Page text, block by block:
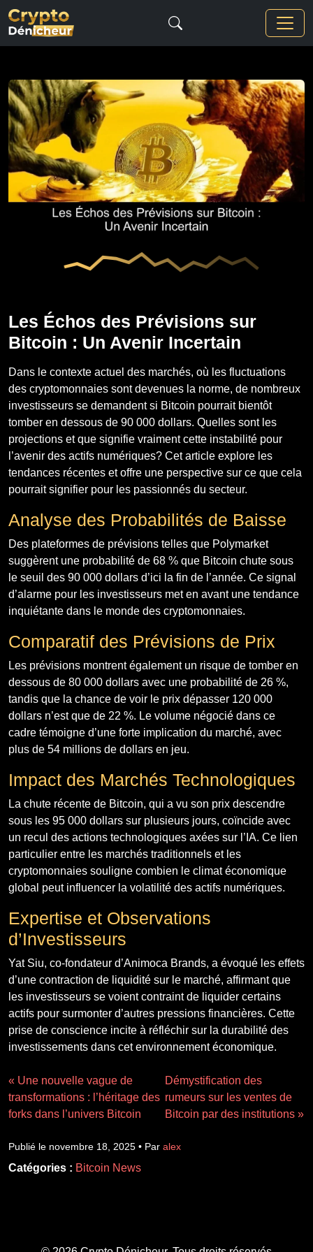
Les Échos des Prévisions sur
Bitcoin : Un Avenir Incertain
Dans le contexte actuel des marchés, où les fluctuations
des cryptomonnaies sont devenues la norme, de nombreux
investisseurs se demandent si Bitcoin pourrait bientôt
tomber en dessous de 90 000 dollars. Quelles sont les
projections et que signifie vraiment cette instabilité pour
l’avenir des actifs numériques? Cet article explore les
tendances récentes et offre une perspective sur ce que cela
pourrait signifier pour les passionnés du secteur.
Analyse des Probabilités de Baisse
Des plateformes de prévisions telles que Polymarket
suggèrent une probabilité de 68 % que Bitcoin chute sous
le seuil des 90 000 dollars d’ici la fin de l’année. Ce signal
d’alarme pour les investisseurs met en avant une tendance
inquiétante dans le monde des cryptomonnaies.
Comparatif des Prévisions de Prix
Les prévisions montrent également un risque de tomber en
dessous de 80 000 dollars avec une probabilité de 26 %,
tandis que la chance de voir le prix dépasser 120 000
dollars n’est que de 22 %. Le volume négocié dans ce
cadre témoigne d’une forte implication du marché, avec
plus de 54 millions de dollars en jeu.
Impact des Marchés Technologiques
La chute récente de Bitcoin, qui a vu son prix descendre
sous les 95 000 dollars sur plusieurs jours, coïncide avec
un recul des actions technologiques axées sur l’IA. Ce lien
particulier entre les marchés traditionnels et les
cryptomonnaies souligne combien le climat économique
global peut influencer la volatilité des actifs numériques.
Expertise et Observations
d’Investisseurs
Yat Siu, co-fondateur d’Animoca Brands, a évoqué les effets
d’une contraction de liquidité sur le marché, affirmant que
les investisseurs se voient contraint de liquider certains
actifs pour surmonter d’autres pressions financières. Cette
prise de conscience incite à réfléchir sur la durabilité des
investissements dans cet environnement économique.
« Une nouvelle vague de
transformations : l’héritage des
forks dans l’univers Bitcoin
Démystification des
rumeurs sur les ventes de
Bitcoin par des institutions »
Publié le novembre 18, 2025 • Par alex
Catégories : Bitcoin News